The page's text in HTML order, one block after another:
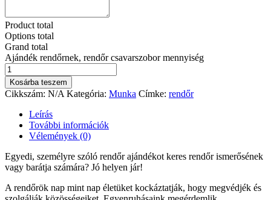
Product total
Options total
Grand total
Ajándék rendőrnek, rendőr csavarszobor mennyiség
Kosárba teszem
Cikkszám: N/A Kategória: Munka Címke: rendőr
Leírás
További információk
Vélemények (0)
Egyedi, személyre szóló rendőr ajándékot keres rendőr ismerősének
vagy barátja számára? Jó helyen jár!
A rendőrök nap mint nap életüket kockáztatják, hogy megvédjék és